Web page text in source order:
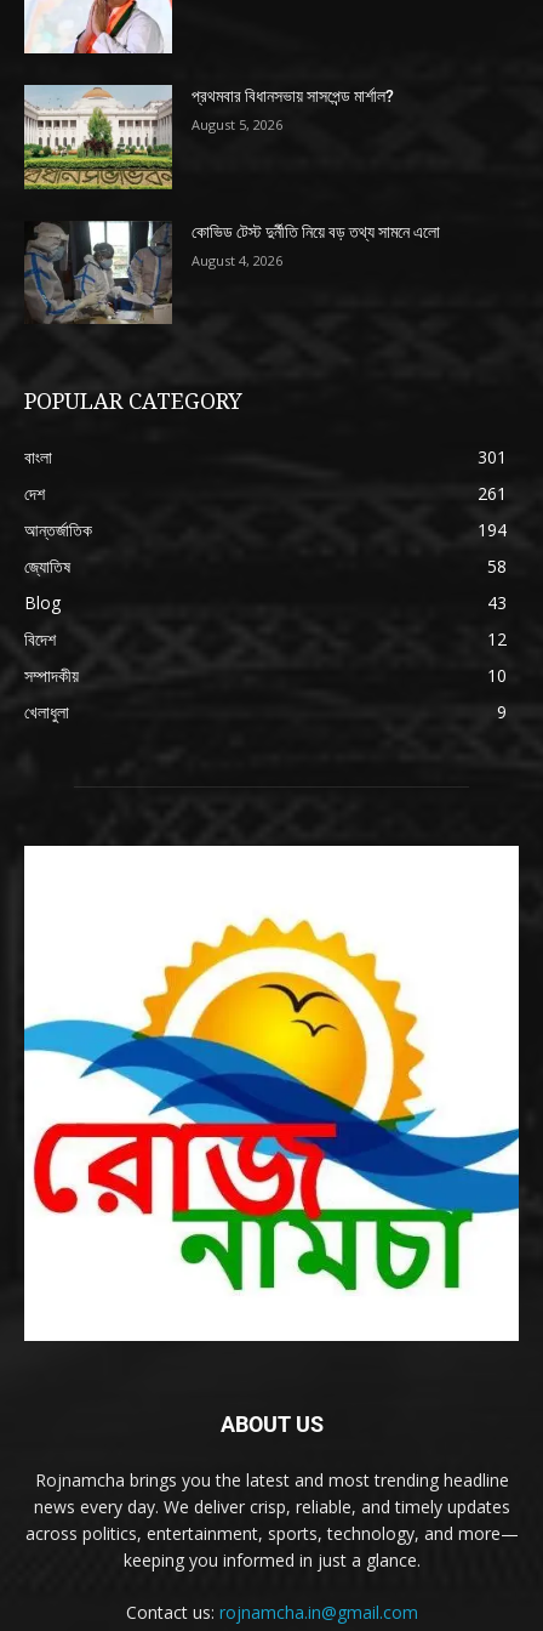
প্রথমবার বিধানসভায় সাসপেন্ড মার্শাল?
August 5, 2026
কোভিড টেস্ট দুর্নীতি নিয়ে বড় তথ্য সামনে এলো
August 4, 2026
POPULAR CATEGORY
বাংলা
301
দেশ
261
আন্তর্জাতিক
194
জ্যোতিষ
58
Blog
43
বিদেশ
12
সম্পাদকীয়
10
খেলাধুলা
9
ABOUT US
Rojnamcha brings you the latest and most trending headline
news every day. We deliver crisp, reliable, and timely updates
across politics, entertainment, sports, technology, and more—
keeping you informed in just a glance.
Contact us: rojnamcha.in@gmail.com